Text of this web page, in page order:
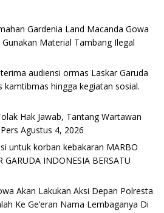
Gardenia Land Macanda Gowa
Material Tambang Ilegal
audiensi ormas Laskar Garuda
kamtibmas hingga kegiatan sosial.
Hak Jawab, Tantang Wartawan
Agustus 4, 2026
untuk korban kebakaran MARBO
INDONESIA BERSATU
Akan Lakukan Aksi Depan Polresta
Ke Ge’eran Nama Lembaganya Di